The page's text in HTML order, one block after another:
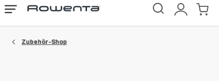
Rowenta
Mein
Mein
Das
Zubehör-Shop